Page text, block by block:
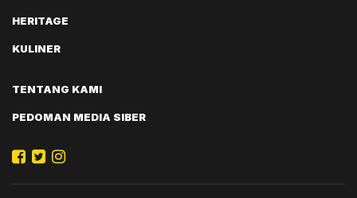
HERITAGE
KULINER
TENTANG KAMI
PEDOMAN MEDIA SIBER